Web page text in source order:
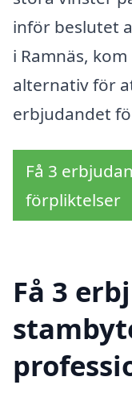
inför beslutet
i Ramnäs,
alternativ för
erbjudandet
Få 3
förpliktelser
Få 3